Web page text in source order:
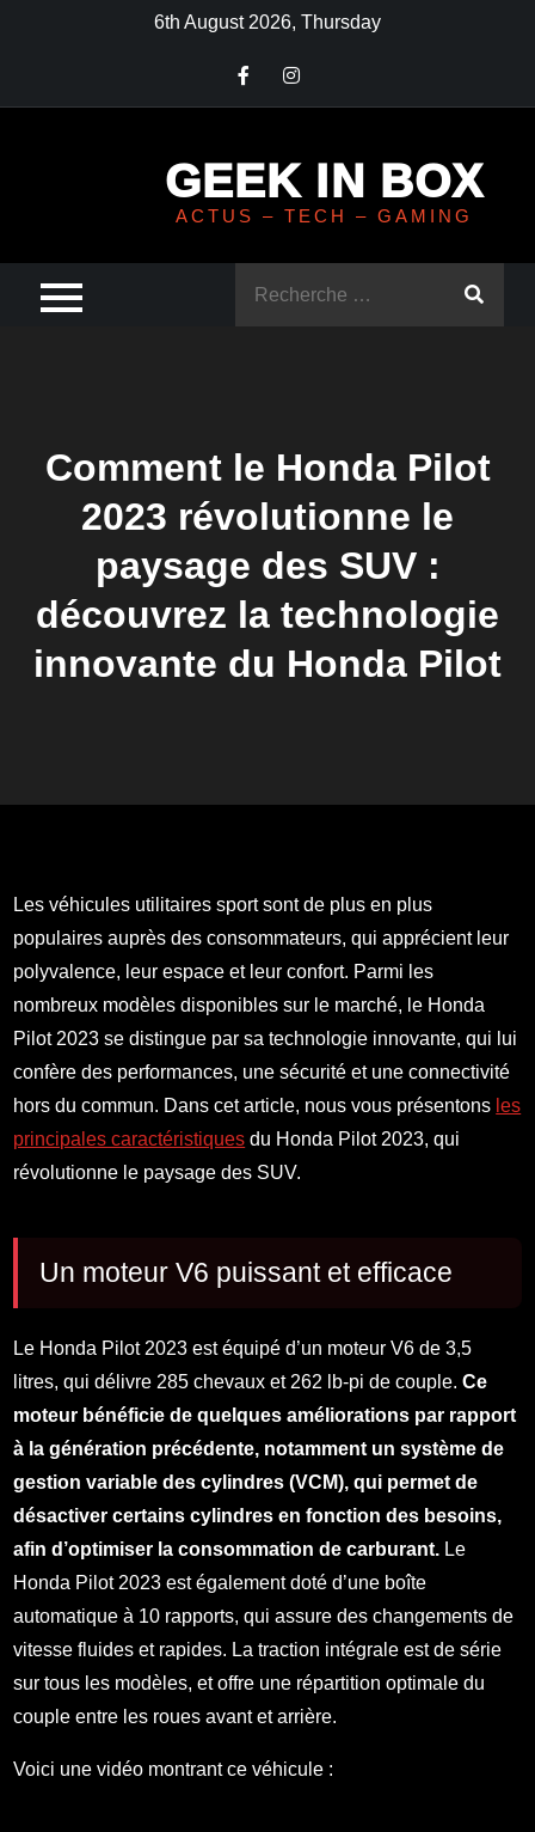
6th August 2026, Thursday
GEEK IN BOX
ACTUS – TECH – GAMING
Comment le Honda Pilot
2023 révolutionne le
paysage des SUV :
découvrez la technologie
innovante du Honda Pilot
Les véhicules utilitaires sport sont de plus en plus
populaires auprès des consommateurs, qui apprécient leur
polyvalence, leur espace et leur confort. Parmi les
nombreux modèles disponibles sur le marché, le Honda
Pilot 2023 se distingue par sa technologie innovante, qui lui
confère des performances, une sécurité et une connectivité
hors du commun. Dans cet article, nous vous présentons les
principales caractéristiques du Honda Pilot 2023, qui
révolutionne le paysage des SUV.
Un moteur V6 puissant et efficace
Le Honda Pilot 2023 est équipé d’un moteur V6 de 3,5
litres, qui délivre 285 chevaux et 262 lb-pi de couple.Ce
moteur bénéficie de quelques améliorations par rapport
à la génération précédente, notamment un système de
gestion variable des cylindres (VCM), qui permet de
désactiver certains cylindres en fonction des besoins,
afin d’optimiser la consommation de carburant. Le
Honda Pilot 2023 est également doté d’une boîte
automatique à 10 rapports, qui assure des changements de
vitesse fluides et rapides. La traction intégrale est de série
sur tous les modèles, et offre une répartition optimale du
couple entre les roues avant et arrière.
Voici une vidéo montrant ce véhicule :